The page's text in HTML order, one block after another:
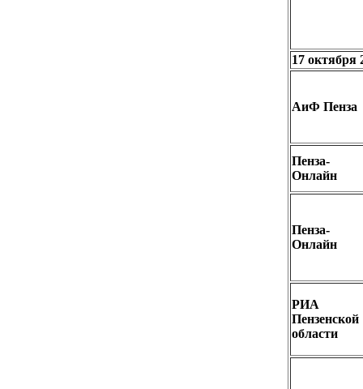
17 октября
АиФ Пенза
Пенза-
Онлайн
Пенза-
Онлайн
РИА
Пензенской
области